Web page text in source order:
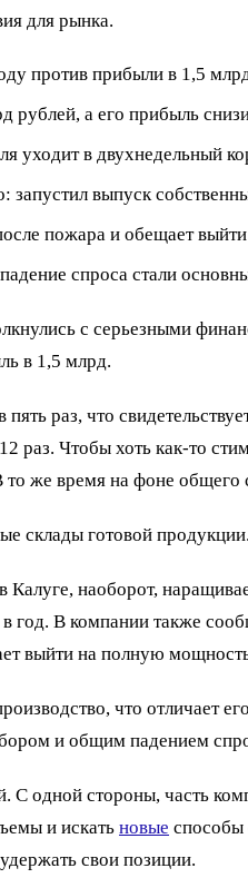
для рынка.
против прибыли в 1,5
рублей, а его прибыль
уходит в двухнедельный
запустил выпуск
пожара и обещает
спроса стали
с серьезными
в 1,5 млрд.
раз, что
раз. Чтобы хоть как-то
же время на фоне
склады готовой
наоборот,
год. В компании также
выйти на полную
что отличает
и общим падением
С одной стороны, часть
и искать новые способы
свои позиции.